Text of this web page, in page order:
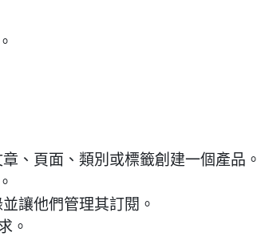
、頁面、類別或標籤創建一個產品。
讓他們管理其訂閱。
。